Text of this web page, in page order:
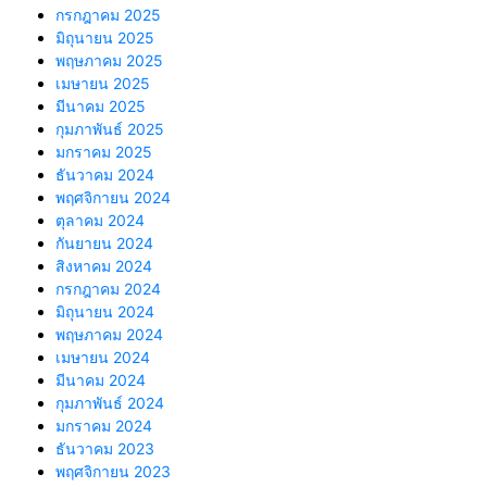
กรกฎาคม 2025
มิถุนายน 2025
พฤษภาคม 2025
เมษายน 2025
มีนาคม 2025
กุมภาพันธ์ 2025
มกราคม 2025
ธันวาคม 2024
พฤศจิกายน 2024
ตุลาคม 2024
กันยายน 2024
สิงหาคม 2024
กรกฎาคม 2024
มิถุนายน 2024
พฤษภาคม 2024
เมษายน 2024
มีนาคม 2024
กุมภาพันธ์ 2024
มกราคม 2024
ธันวาคม 2023
พฤศจิกายน 2023